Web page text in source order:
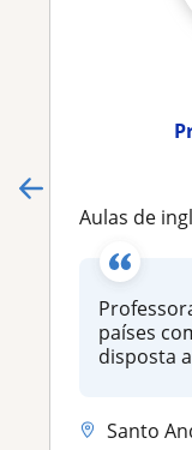
Aulas de inglês de
países
disposta
Santo